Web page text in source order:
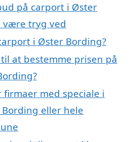
på carport i Øster
være tryg ved
i Øster Bording?
at bestemme prisen på
firmaer med speciale i
eller hele